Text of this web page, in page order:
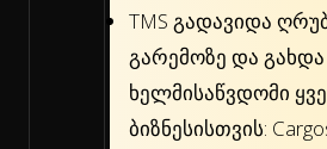
TMS გადავიდა
გარემოზე და გახდა
ხელმისაწვდომი
ბიზნესისთვის: